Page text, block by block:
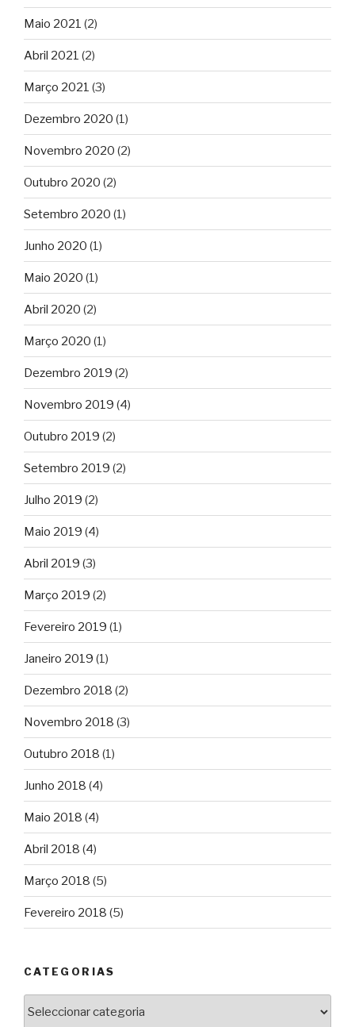
Maio 2021 (2)
Abril 2021 (2)
Março 2021 (3)
Dezembro 2020 (1)
Novembro 2020 (2)
Outubro 2020 (2)
Setembro 2020 (1)
Junho 2020 (1)
Maio 2020 (1)
Abril 2020 (2)
Março 2020 (1)
Dezembro 2019 (2)
Novembro 2019 (4)
Outubro 2019 (2)
Setembro 2019 (2)
Julho 2019 (2)
Maio 2019 (4)
Abril 2019 (3)
Março 2019 (2)
Fevereiro 2019 (1)
Janeiro 2019 (1)
Dezembro 2018 (2)
Novembro 2018 (3)
Outubro 2018 (1)
Junho 2018 (4)
Maio 2018 (4)
Abril 2018 (4)
Março 2018 (5)
Fevereiro 2018 (5)
CATEGORIAS